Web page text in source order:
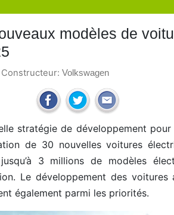
modèles de
Volkswagen
stratégie de développement
de 30 nouvelles voitures
3 millions de modèles
Le développement des voitures
également parmi les priorités.